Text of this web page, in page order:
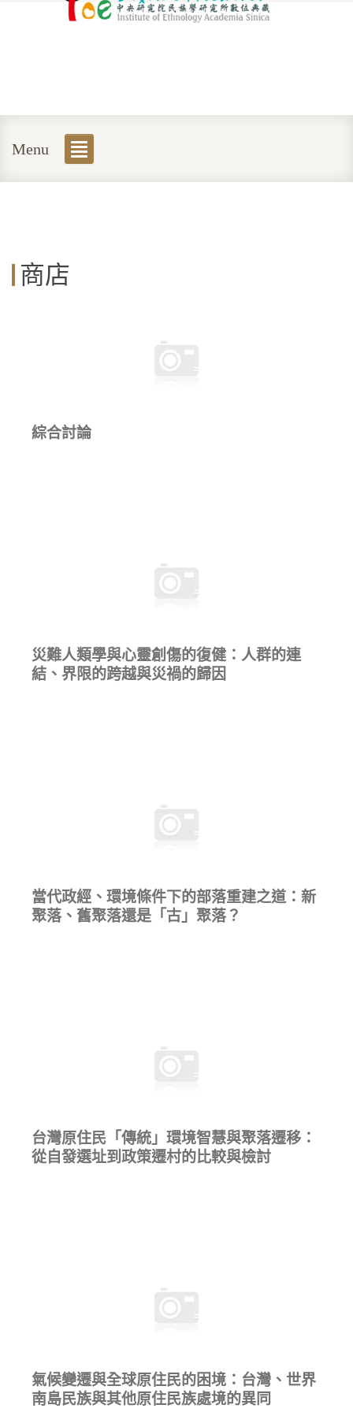
Menu
商店
綜合討論
災難人類學與心靈創傷的復健：人群的連
結、界限的跨越與災禍的歸因
當代政經、環境條件下的部落重建之道：新
聚落、舊聚落還是「古」聚落？
台灣原住民「傳統」環境智慧與聚落遷移：
從自發選址到政策遷村的比較與檢討
氣候變遷與全球原住民的困境：台灣、世界
南島民族與其他原住民族處境的異同